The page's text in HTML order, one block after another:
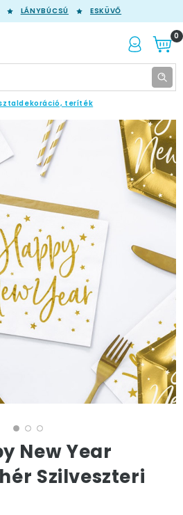
LÁNYBÚCSÚ ESKÜVŐ
0
teríték
New Year
Szilveszteri